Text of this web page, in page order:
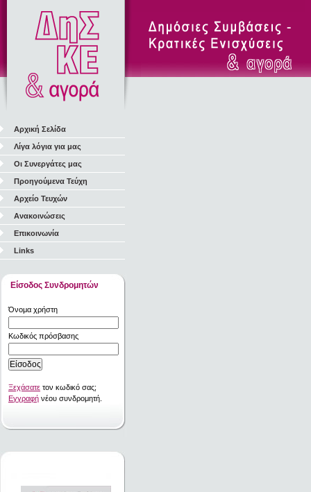
Αρχική Σελίδα
Λίγα λόγια για μας
Οι Συνεργάτες μας
Προηγούμενα Τεύχη
Αρχείο Τευχών
Ανακοινώσεις
Επικοινωνία
Links
Είσοδος Συνδρομητών
Όνομα χρήστη
Κωδικός πρόσβασης
Ξεχάσατε τον κωδικό σας;
Εγγραφή νέου συνδρομητή.